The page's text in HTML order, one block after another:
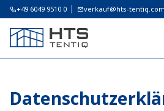
+49 6049 9510 0 verkauf@hts-tentiq.com